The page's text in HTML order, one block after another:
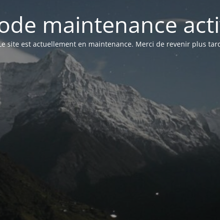
maintenance
site est actuellement en maintenance. Merci de revenir plus